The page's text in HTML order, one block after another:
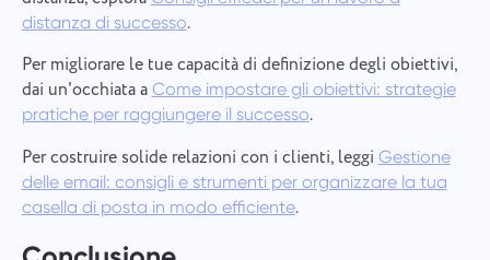
distanza di successo.
Per migliorare le tue capacità di definizione degli obiettivi,
dai un'occhiata aCome impostare gli obiettivi: strategie
pratiche per raggiungere il successo.
Per costruire solide relazioni con i clienti, leggiGestione
delle email: consigli e strumenti per organizzare la tua
casella di posta in modo efficiente.